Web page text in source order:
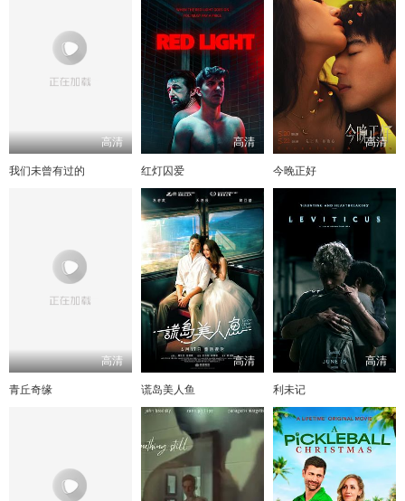
高清
我们未曾有过的
高清
红灯囚爱
高清
今晚正好
高清
青丘奇缘
高清
谎岛美人鱼
高清
利未记